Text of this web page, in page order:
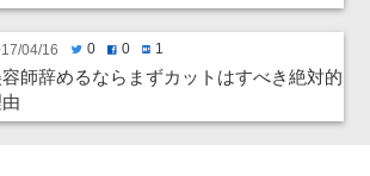
04/16 twitter0 facebook0 hatenabookmark 1
容師辞めるならまずカットはすべき絶対的